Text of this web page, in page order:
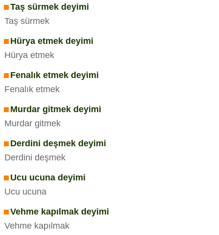
Taş sürmek deyimi
Taş sürmek
Hürya etmek deyimi
Hürya etmek
Fenalık etmek deyimi
Fenalık etmek
Murdar gitmek deyimi
Murdar gitmek
Derdini deşmek deyimi
Derdini deşmek
Ucu ucuna deyimi
Ucu ucuna
Vehme kapılmak deyimi
Vehme kapılmak